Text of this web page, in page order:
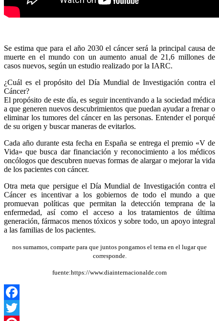
Se estima que para el año 2030 el cáncer será la principal causa de
muerte en el mundo con un aumento anual de 21,6 millones de
casos nuevos, según un estudio realizado por la IARC.
¿Cuál es el propósito del Día Mundial de Investigación contra el
Cáncer?
El propósito de este día, es seguir incentivando a la sociedad médica
a que generen nuevos descubrimientos que puedan ayudar a frenar o
eliminar los tumores del cáncer en las personas. Entender el porqué
de su origen y buscar maneras de evitarlos.
Cada año durante esta fecha en España se entrega el premio «V de
Vida» que busca dar financiación y reconocimiento a los médicos
oncólogos que descubren nuevas formas de alargar o mejorar la vida
de los pacientes con cáncer.
Otra meta que persigue el Día Mundial de Investigación contra el
Cáncer es incentivar a los gobiernos de todo el mundo a que
promuevan políticas que permitan la detección temprana de la
enfermedad, así como el acceso a los tratamientos de última
generación, fármacos menos tóxicos y sobre todo, un apoyo integral
a las familias de los pacientes.
nos sumamos, comparte para que juntos pongamos el tema en el lugar que
corresponde.
fuente:https://www.diainternacionalde.com
Facebook